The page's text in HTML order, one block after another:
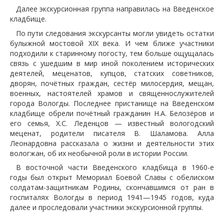
Далее экскурсионная группа направилась на Введенское
кладбище.
По пути следования экскурсанты могли увидеть остатки
булыжной мостовой XIX века. И чем ближе участники
подходили к старинному погосту, тем больше ощущалась
связь с ушедшим в мир иной поколением исторических
деятелей, меценатов, купцов, статских советников,
дворян, почётных граждан, сестёр милосердия, мещан,
военных, настоятелей храмов и священнослужителей
города Вологды. Последнее пристанище на Введенском
кладбище обрели почётный гражданин Н.А. Белозёров и
его семья, Х.С. Леденцов — известный вологодский
меценат, родители писателя В. Шаламова. Алла
Леонардовна рассказала о жизни и деятельности этих
вологжан, об их необычной роли в истории России.
В восточной части Введенского кладбища в 1960-е
годы был открыт Мемориал Боевой Славы с обелиском
солдатам-защитникам Родины, скончавшимся от ран в
госпиталях Вологды в период 1941—1945 годов, куда
далее и проследовали участники экскурсионной группы.